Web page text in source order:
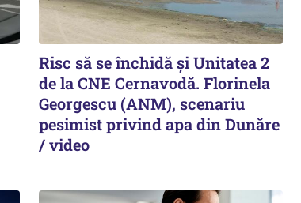
Risc să se închidă și Unitatea 2
de la CNE Cernavodă. Florinela
Georgescu (ANM), scenariu
pesimist privind apa din Dunăre
/ video